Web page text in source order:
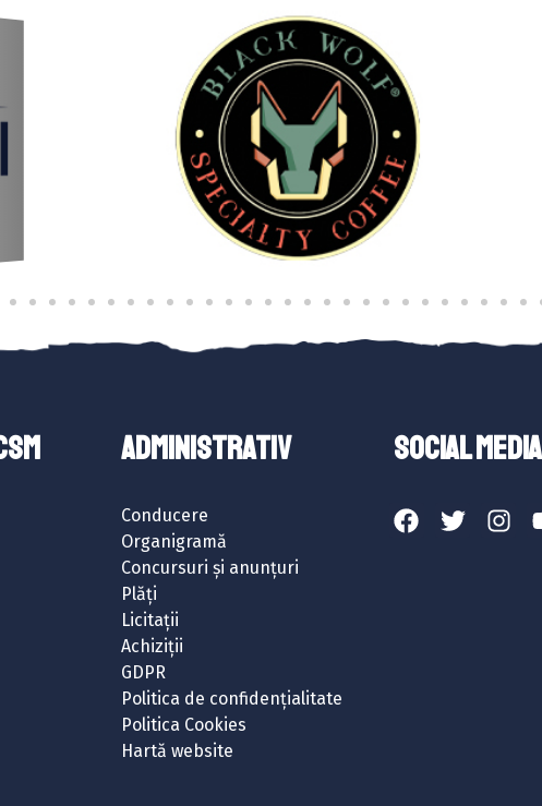
ADMINISTRATIV
Conducere
Organigramă
Concursuri și anunțuri
Plăți
Licitații
Achiziții
GDPR
Politica de confidențialitate
Politica Cookies
Hartă website
SOCIAL MEDIA